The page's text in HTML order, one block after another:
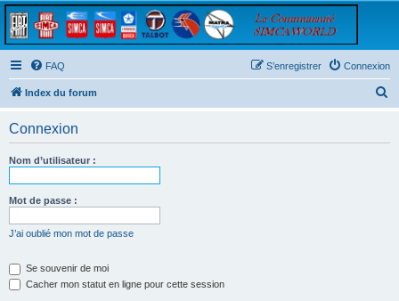
FAQ Connexion
S’enregistrer
Index du forum
Connexion
Nom d’utilisateur :
Mot de passe :
J’ai oublié mon mot de passe
Se souvenir de moi
Cacher mon statut en ligne pour cette session